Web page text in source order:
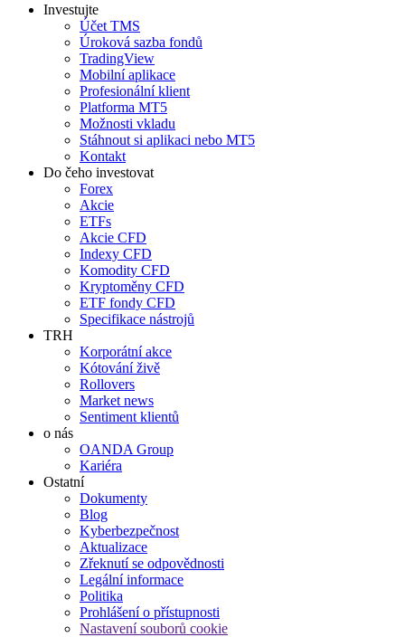
Investujte
Účet TMS
Úroková sazba fondů
TradingView
Mobilní aplikace
Profesionální klient
Platforma MT5
Možnosti vkladu
Stáhnout si aplikaci nebo MT5
Kontakt
Do čeho investovat
Forex
Akcie
ETFs
Akcie CFD
Indexy CFD
Komodity CFD
Kryptoměny CFD
ETF fondy CFD
Specifikace nástrojů
TRH
Korporátní akce
Kótování živě
Rollovers
Market news
Sentiment klientů
o nás
OANDA Group
Kariéra
Ostatní
Dokumenty
Blog
Kyberbezpečnost
Aktualizace
Zřeknutí se odpovědnosti
Legální informace
Politika
Prohlášení o přístupnosti
Nastavení souborů cookie